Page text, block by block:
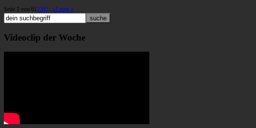
Seite 1 von 61 2345...»Letzte »
Videoclip der Woche